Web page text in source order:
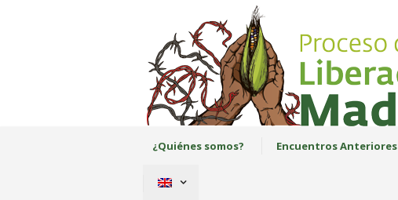
¿Quiénes somos? Encuentros Anteriores